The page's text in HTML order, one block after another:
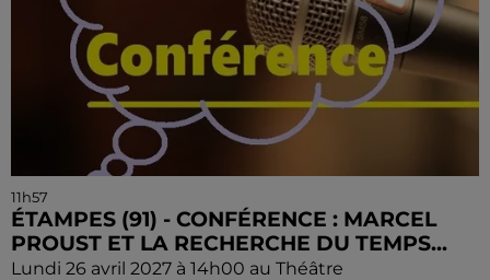
11h57
ÉTAMPES (91) - CONFÉRENCE : MARCEL
PROUST ET LA RECHERCHE DU TEMPS...
Lundi 26 avril 2027 à 14h00 au Théâtre